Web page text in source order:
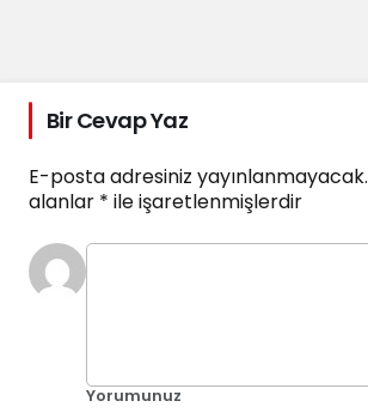
Bir Cevap Yaz
E-posta adresiniz yayınlanmayacak.
alanlar * ile işaretlenmişlerdir
Yorumunuz